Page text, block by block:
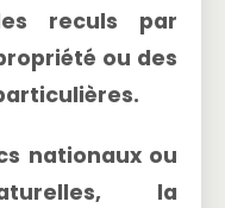
reculs par
ou des
nationauxou
la